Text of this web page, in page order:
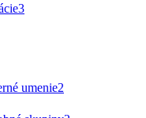
3
umenie2